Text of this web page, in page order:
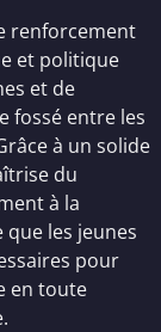
renforcement
et politique
et de
fossé entre les
à un solide
du
à la
les jeunes
pour
en toute